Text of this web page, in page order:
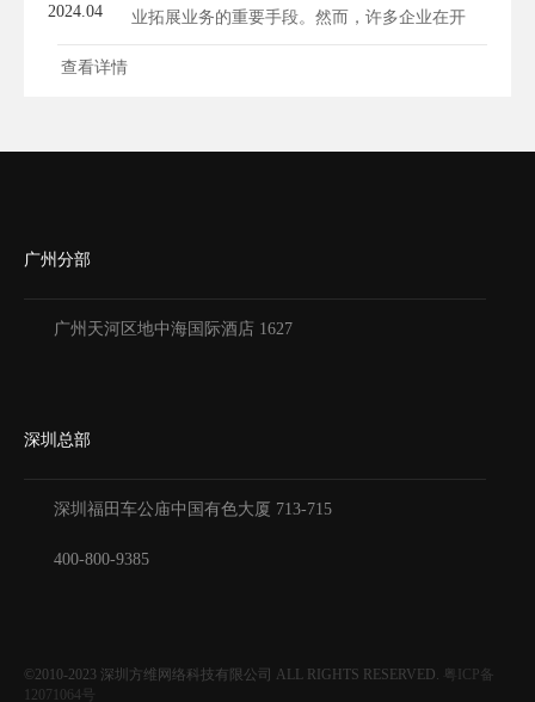
2024.04
业拓展业务的重要手段。然而，许多企业在开
发...
查看详情
广州分部
广州天河区地中海国际酒店 1627
深圳总部
深圳福田车公庙中国有色大厦 713-715
400-800-9385
©2010-2023 深圳方维网络科技有限公司 ALL RIGHTS RESERVED. 粤ICP备
12071064号